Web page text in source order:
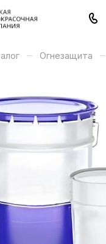
– Огнезащита –